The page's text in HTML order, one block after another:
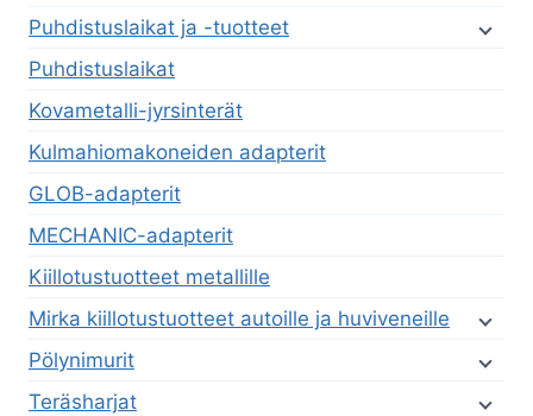
Puhdistuslaikat ja -tuotteet
Puhdistuslaikat
Kovametalli-jyrsinterät
Kulmahiomakoneiden adapterit
GLOB-adapterit
MECHANIC-adapterit
Kiillotustuotteet metallille
Mirka kiillotustuotteet autoille ja huviveneille
Pölynimurit
Teräsharjat